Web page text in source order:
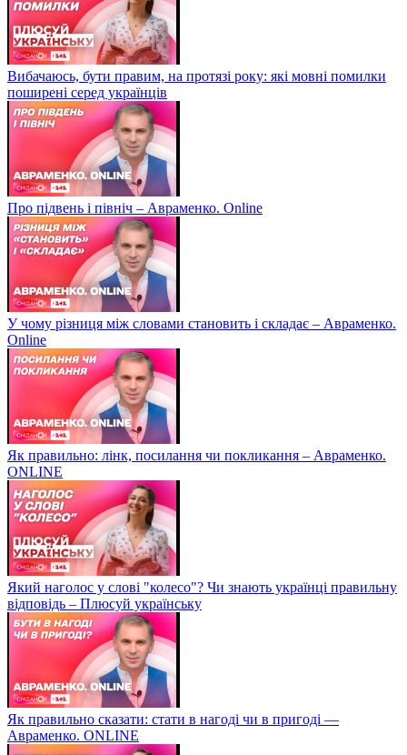
Вибачаюсь, бути правим, на протязі року: які мовні помилки
поширені серед українців
Про підвень і північ – Авраменко. Online
У чому різниця між словами становить і складає – Авраменко.
Online
Як правильно: лінк, посилання чи покликання – Авраменко.
ONLINE
Який наголос у слові "колесо"? Чи знають українці правильну
відповідь – Плюсуй українську
Як правильно сказати: стати в нагоді чи в пригоді —
Авраменко. ONLINE